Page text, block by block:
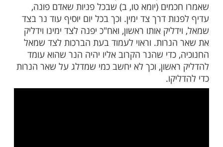
ביותר הוא לקבוע את הנר ביום הראשון
של החנוכיה (ימינו של המדליק שעומד מול
מפני שיש להעדיף תמיד את צד ימין על
השני יוסיף עוד נר לשמאלו, ואחר שיברך